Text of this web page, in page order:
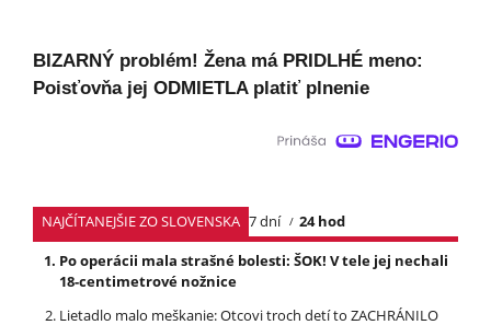
BIZARNÝ problém! Žena má PRIDLHÉ meno:
Poisťovňa jej ODMIETLA platiť plnenie
NAJČÍTANEJŠIE ZO SLOVENSKA 7 dní
24 hod
Po operácii mala strašné bolesti: ŠOK! V tele jej nechali
18-centimetrové nožnice
Lietadlo malo meškanie: Otcovi troch detí to ZACHRÁNILO